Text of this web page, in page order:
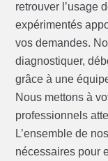
retrouver l’usage
expérimentés
vos demandes.
diagnostiquer,
grâce à une
Nous mettons à
professionnels
L’ensemble de
nécessaires pour